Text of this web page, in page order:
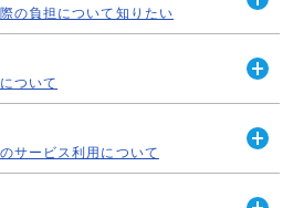
か、またどの程度医療上のケアが
する施設を選びます。 「要介護
す。 《介護老人...
の負担について知りたい
用したときは、掛かった費用の1
ます。その他の日常生活費など
とともに、施設に入所（短期入所
・居住費（滞在費）、通...
ついて
所、短期入所して受けるサービ
支給限度基準額は、要介護度に応
定されています。 「要支援
支援2」・・・10...
サービス利用について
てから実際に認定決定されるまで